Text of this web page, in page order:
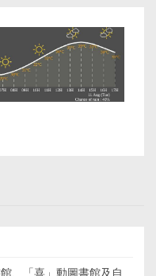
、「喜」動圖書館及自